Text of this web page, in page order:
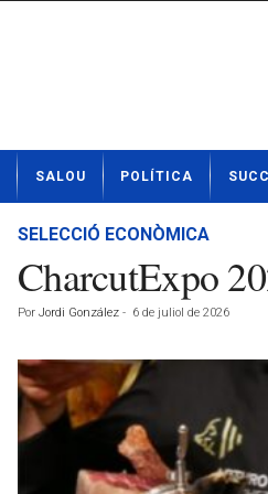
t
SALOU POLÍTICA
SELECCIÓ ECONÒMICA
CharcutExpo
Por Jordi González - 6 de juliol de 2026